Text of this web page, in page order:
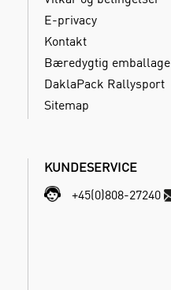
E-privacy
Kontakt
Bæredygtig emballage
DaklaPack Rallysport
Sitemap
KUNDESERVICE
+45(0)808-27240